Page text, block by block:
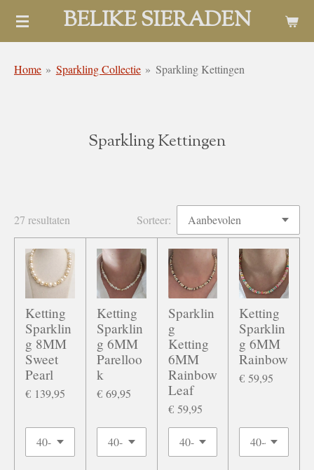
Ga
de
BELIKE SIERADEN
Home » Sparkling Collectie » Sparkling Kettingen
Sparkling Kettingen
27 resultaten Sorteer:
Ketting
Sparklin
g 8MM
Sweet
Pearl
€ 139,95
Ketting
Sparklin
g 6MM
Parelloo
k
€ 69,95
Sparklin
g
Ketting
6MM
Rainbow
Leaf
€ 59,95
Ketting
Sparklin
g 6MM
Rainbow
€ 59,95